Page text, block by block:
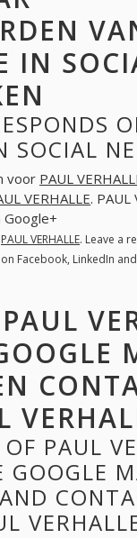
IN
SOCIAL
voor PAUL
VERHALLE. PAUL
Google+
PAUL VERHALLE. Leave a
on Facebook, LinkedIn
PAUL
GOOGLE